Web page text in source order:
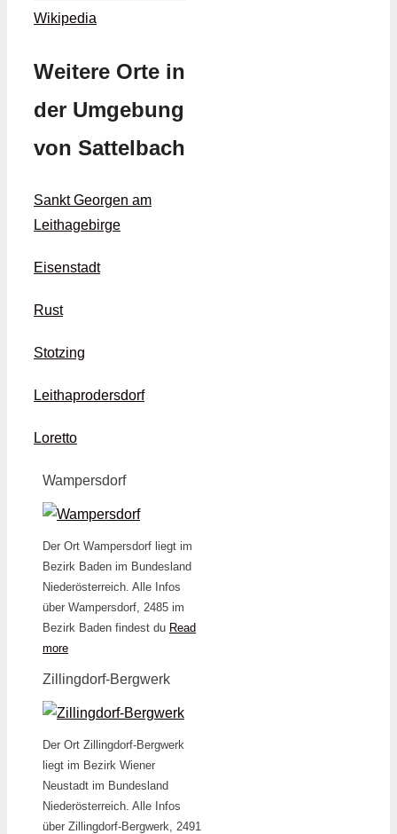
Wikipedia
Weitere Orte in
der Umgebung
von Sattelbach
Sankt Georgen am
Leithagebirge
Eisenstadt
Rust
Stotzing
Leithaprodersdorf
Loretto
Wampersdorf
Der Ort Wampersdorf liegt im
Bezirk Baden im Bundesland
Niederösterreich. Alle Infos
über Wampersdorf, 2485 im
Bezirk Baden findest du Read
more
Zillingdorf-Bergwerk
Der Ort Zillingdorf-Bergwerk
liegt im Bezirk Wiener
Neustadt im Bundesland
Niederösterreich. Alle Infos
über Zillingdorf-Bergwerk, 2491